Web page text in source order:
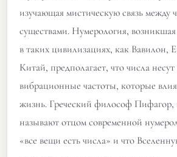
изучающая мистическую связь
существами. Нумерология,
в таких цивилизациях, как Вавилон,
Китай, предполагает, что числа несут
вибрационные частоты, которые
жизнь. Греческий философ Пифагор,
называют отцом современной
«все вещи есть числа» и что